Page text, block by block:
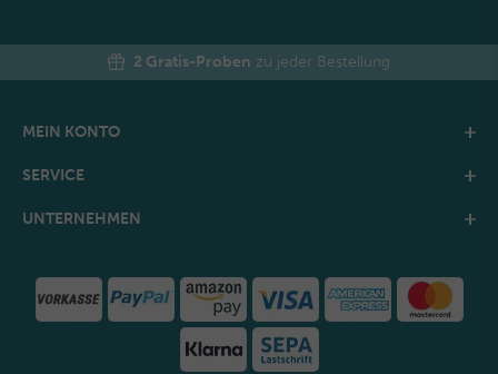
2 Gratis-Proben zu jeder Bestellung
MEIN KONTO
SERVICE
UNTERNEHMEN